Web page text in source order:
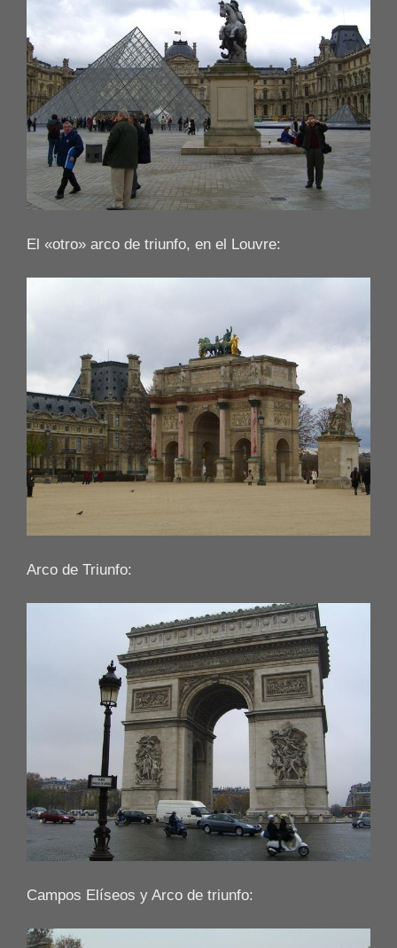
El «otro» arco de triunfo, en el Louvre:
Arco de Triunfo:
Campos Elíseos y Arco de triunfo: